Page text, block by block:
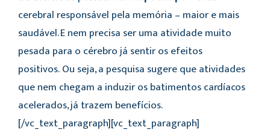
cerebral responsável pela memória – maior e mais
saudável. E nem precisa ser uma atividade muito
pesada para o cérebro já sentir os efeitos
positivos.Ou seja, a pesquisa sugere que atividades
que nem chegam a induzir os batimentos cardíacos
acelerados, já trazem benefícios.
[/vc_text_paragraph][vc_text_paragraph]